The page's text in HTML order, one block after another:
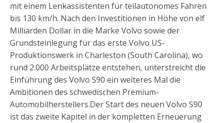
mit einem Lenkassistenten für teilautonomes Fahren
bis 130 km/h. Nach den Investitionen in Höhe von elf
Milliarden Dollar in die Marke Volvo sowie der
Grundsteinlegung für das erste Volvo US-
Produktionswerk in Charleston (South Carolina), wo
rund 2.000 Arbeitsplätze entstehen, unterstreicht die
Einführung des Volvo S90 ein weiteres Mal die
Ambitionen des schwedischen Premium-
Automobilherstellers.Der Start des neuen Volvo S90
ist das zweite Kapitel in der kompletten Erneuerung